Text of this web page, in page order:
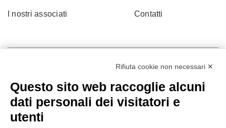
I nostri associati Contatti
Rifiuta cookie non necessari ✕
Questo sito web raccoglie alcuni
dati personali dei visitatori e
utenti